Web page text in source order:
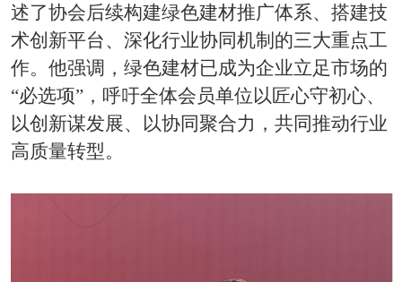
述了协会后续构建绿色建材推广体系、搭建技
术创新平台、深化行业协同机制的三大重点工
作。他强调，绿色建材已成为企业立足市场的
“必选项”，呼吁全体会员单位以匠心守初心、
以创新谋发展、以协同聚合力，共同推动行业
高质量转型。